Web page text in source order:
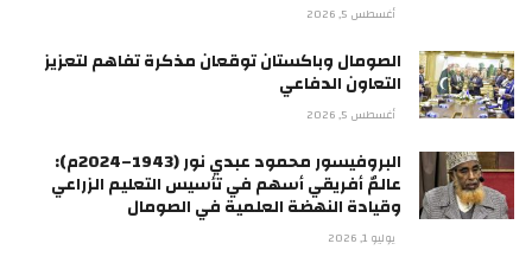
أغسطس 5, 2026
الصومال وباكستان توقعان مذكرة تفاهم لتعزيز
التعاون الدفاعي
أغسطس 5, 2026
البروفيسور محمود عبدي نور (1943–2024م):
عالمٌ أفريقي أسهم في تأسيس التعليم الزراعي
وقيادة النهضة العلمية في الصومال
يوليو 1, 2026